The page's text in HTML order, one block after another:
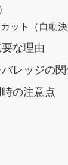
ット（自動決
な理由
レッジの
の注意点